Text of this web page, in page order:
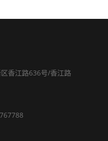
香江路636号/香江路